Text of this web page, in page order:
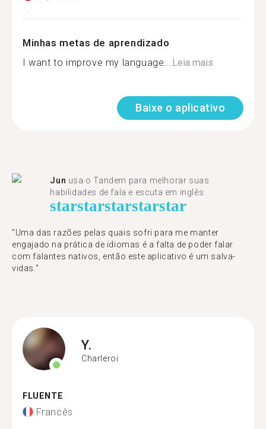
Minhas metas de aprendizado
I want to improve my language...Leia mais
Baixe o aplicativo
Jun usa o Tandem para melhorar suas
habilidades de fala e escuta em inglês.
starstarstarstarstar
"Uma das razões pelas quais sofri para me manter
engajado na prática de idiomas é a falta de poder falar
com falantes nativos, então este aplicativo é um salva-
vidas."
Y.
Charleroi
FLUENTE
Francês